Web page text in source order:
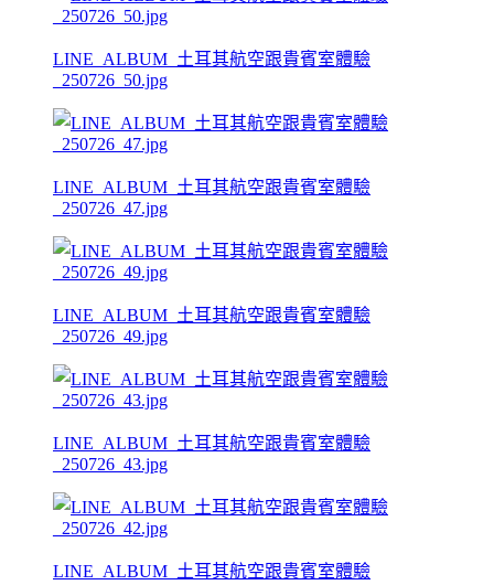
LINE_ALBUM_土耳其航空跟貴賓室體驗
_250726_50.jpg
LINE_ALBUM_土耳其航空跟貴賓室體驗
_250726_47.jpg
LINE_ALBUM_土耳其航空跟貴賓室體驗
_250726_49.jpg
LINE_ALBUM_土耳其航空跟貴賓室體驗
_250726_43.jpg
LINE_ALBUM_土耳其航空跟貴賓室體驗